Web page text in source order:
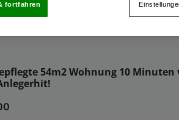
54m2 Wohnung 10 Minuten
Footer befinden.
zur Identifikation aktiv abfragen. Speichern
Werbung und Inhalte, Messung von Werbeleistung
sowie Entwicklung und Verbesserung von Angeboten.
fortfahren